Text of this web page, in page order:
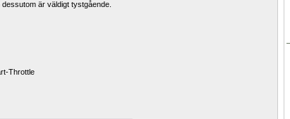
är väldigt tystgående.
Throttle